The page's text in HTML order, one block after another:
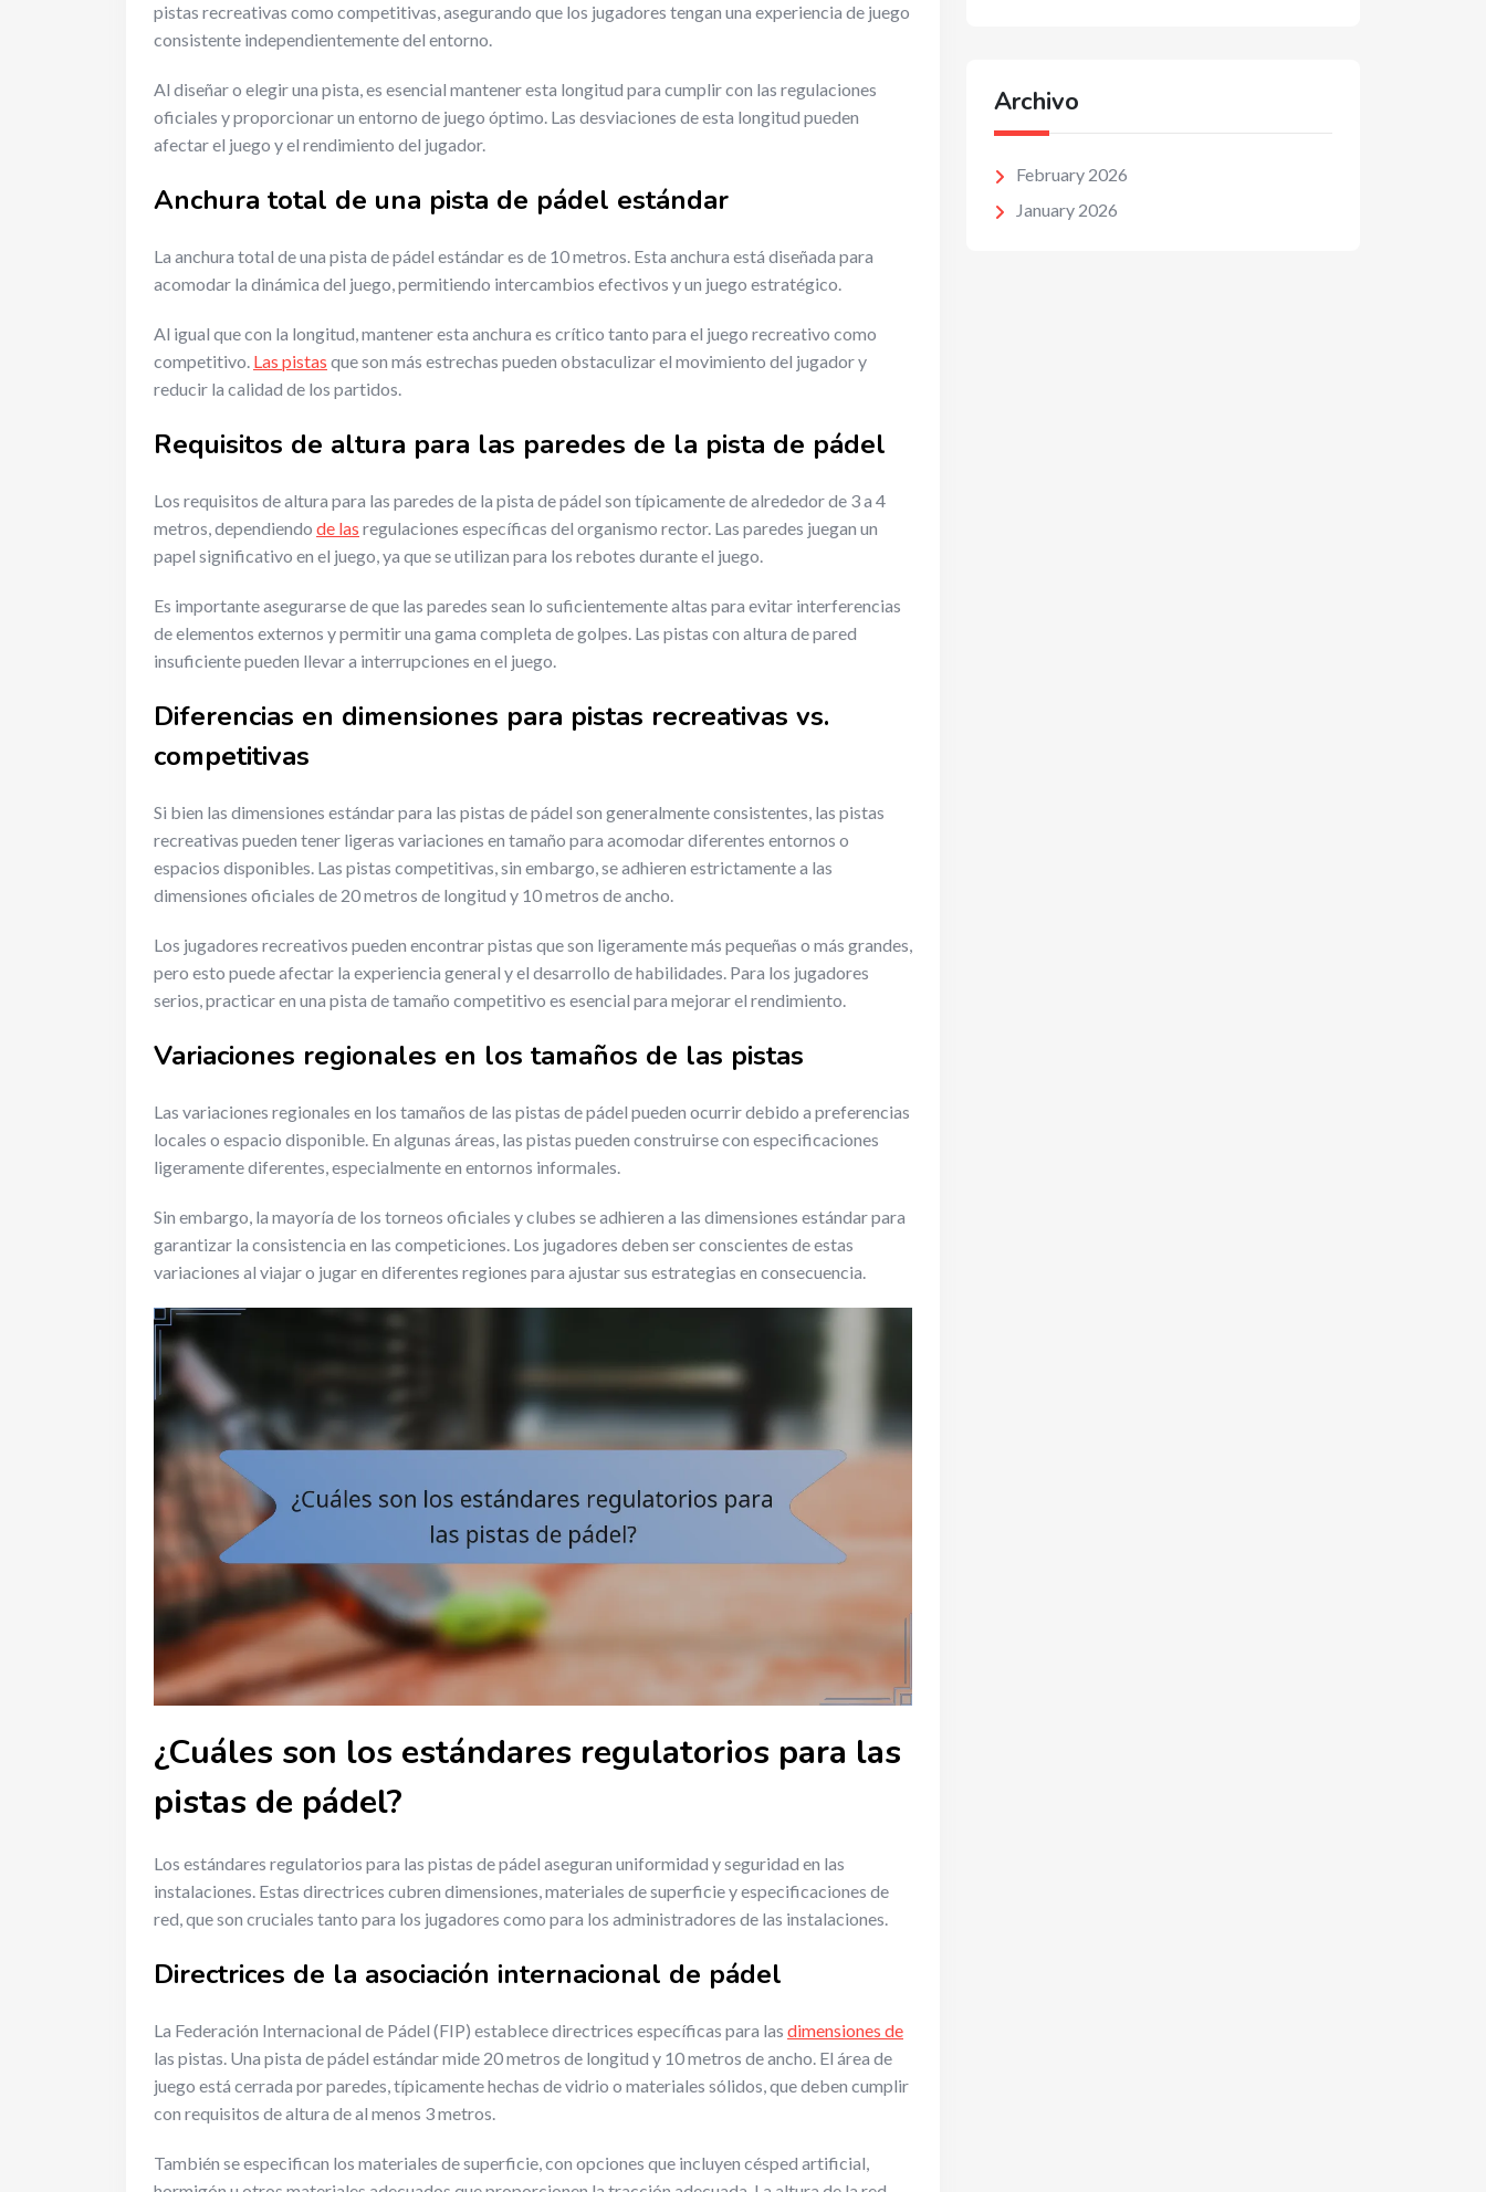
pistas recreativas como competitivas, asegurando que los jugadores tengan una experiencia de juego
consistente independientemente del entorno.
Al diseñar o elegir una pista, es esencial mantener esta longitud para cumplir con las regulaciones
oficiales y proporcionar un entorno de juego óptimo. Las desviaciones de esta longitud pueden
afectar el juego y el rendimiento del jugador.
Anchura total de una pista de pádel estándar
La anchura total de una pista de pádel estándar es de 10 metros. Esta anchura está diseñada para
acomodar la dinámica del juego, permitiendo intercambios efectivos y un juego estratégico.
Al igual que con la longitud, mantener esta anchura es crítico tanto para el juego recreativo como
competitivo. Las pistas que son más estrechas pueden obstaculizar el movimiento del jugador y
reducir la calidad de los partidos.
Requisitos de altura para las paredes de la pista de pádel
Los requisitos de altura para las paredes de la pista de pádel son típicamente de alrededor de 3 a 4
metros, dependiendo de las regulaciones específicas del organismo rector. Las paredes juegan un
papel significativo en el juego, ya que se utilizan para los rebotes durante el juego.
Es importante asegurarse de que las paredes sean lo suficientemente altas para evitar interferencias
de elementos externos y permitir una gama completa de golpes. Las pistas con altura de pared
insuficiente pueden llevar a interrupciones en el juego.
Diferencias en dimensiones para pistas recreativas vs.
competitivas
Si bien las dimensiones estándar para las pistas de pádel son generalmente consistentes, las pistas
recreativas pueden tener ligeras variaciones en tamaño para acomodar diferentes entornos o
espacios disponibles. Las pistas competitivas, sin embargo, se adhieren estrictamente a las
dimensiones oficiales de 20 metros de longitud y 10 metros de ancho.
Los jugadores recreativos pueden encontrar pistas que son ligeramente más pequeñas o más grandes,
pero esto puede afectar la experiencia general y el desarrollo de habilidades. Para los jugadores
serios, practicar en una pista de tamaño competitivo es esencial para mejorar el rendimiento.
Variaciones regionales en los tamaños de las pistas
Las variaciones regionales en los tamaños de las pistas de pádel pueden ocurrir debido a preferencias
locales o espacio disponible. En algunas áreas, las pistas pueden construirse con especificaciones
ligeramente diferentes, especialmente en entornos informales.
Sin embargo, la mayoría de los torneos oficiales y clubes se adhieren a las dimensiones estándar para
garantizar la consistencia en las competiciones. Los jugadores deben ser conscientes de estas
variaciones al viajar o jugar en diferentes regiones para ajustar sus estrategias en consecuencia.
¿Cuáles son los estándares regulatorios para las
pistas de pádel?
Los estándares regulatorios para las pistas de pádel aseguran uniformidad y seguridad en las
instalaciones. Estas directrices cubren dimensiones, materiales de superficie y especificaciones de
red, que son cruciales tanto para los jugadores como para los administradores de las instalaciones.
Directrices de la asociación internacional de pádel
La Federación Internacional de Pádel (FIP) establece directrices específicas para las dimensiones de
las pistas. Una pista de pádel estándar mide 20 metros de longitud y 10 metros de ancho. El área de
juego está cerrada por paredes, típicamente hechas de vidrio o materiales sólidos, que deben cumplir
con requisitos de altura de al menos 3 metros.
También se especifican los materiales de superficie, con opciones que incluyen césped artificial,
Archivo
February 2026
January 2026